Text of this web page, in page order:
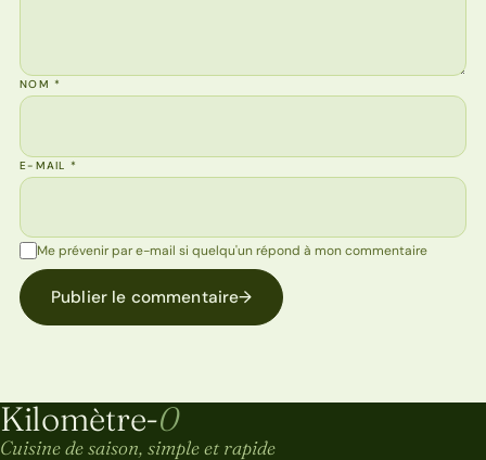
NOM*
E-MAIL*
Me prévenir par e-mail si quelqu'un répond à mon commentaire
Publier le commentaire→
Kilomètre-0
Kilomètre-0
Cuisine de saison, simple et rapide